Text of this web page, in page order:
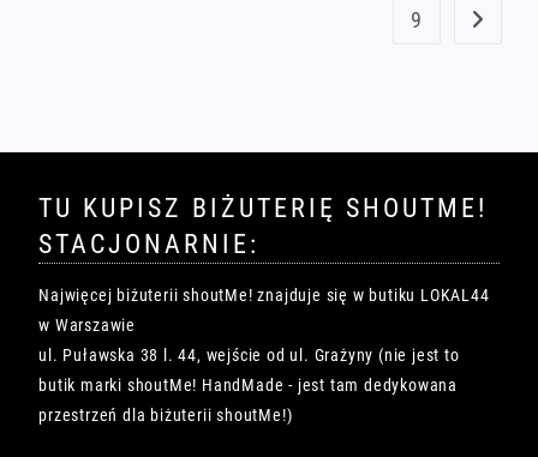
9
TU KUPISZ BIŻUTERIĘ SHOUTME!
STACJONARNIE:
Najwięcej biżuterii shoutMe! znajduje się w butiku LOKAL44
w Warszawie
ul. Puławska 38 l. 44, wejście od ul. Grażyny (nie jest to
butik marki shoutMe! HandMade - jest tam dedykowana
przestrzeń dla biżuterii shoutMe!)